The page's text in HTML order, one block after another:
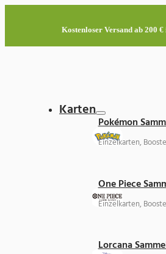
Kostenloser Versand ab 200
Karten
Pokémon
Einzelkarten,
One Piece
Einzelkarten,
Lorcana